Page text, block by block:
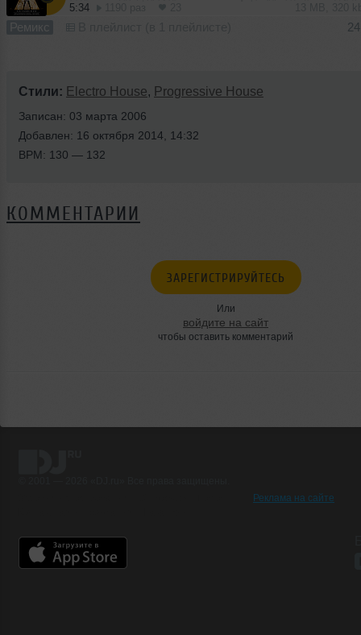
5:34
Ремикс
Стили: Electro House, Progressive House
Записан: 03 марта 2006
Добавлен: 16 октября 2014, 14:32
BPM: 130 — 132
КОММЕНТАРИИ
ЗАРЕГИСТРИРУЙТЕСЬ
Или
войдите на сайт
чтобы оставить комментарий
Реклама на сайте